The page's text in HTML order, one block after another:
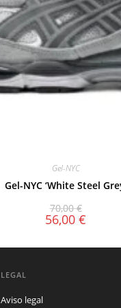
Gel-NYC
Gel-NYC ‘White Steel
70,00€
56,00 €
LEGAL
Aviso legal